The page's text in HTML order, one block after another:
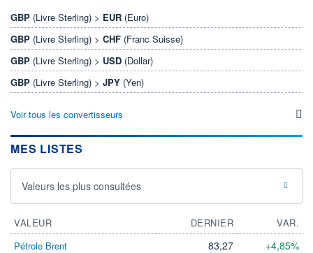
GBP (Livre Sterling) > EUR (Euro)
GBP (Livre Sterling) > CHF (Franc Suisse)
GBP (Livre Sterling) > USD (Dollar)
GBP (Livre Sterling) > JPY (Yen)
Voir tous les convertisseurs
MES LISTES
Valeurs les plus consultées
VALEUR DERNIER
VAR.
Pétrole Brent
83,27 +4,85%